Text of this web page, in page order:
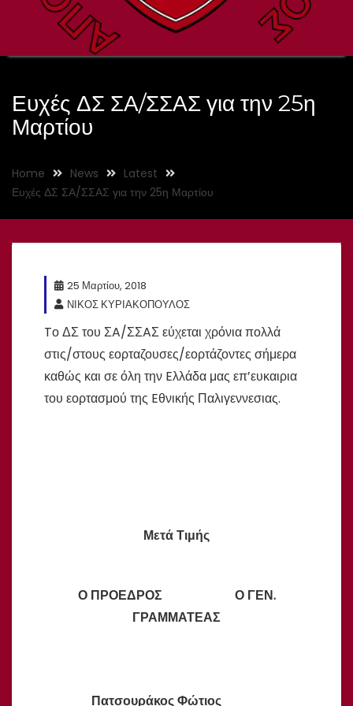
Ευχές ΔΣ ΣΑ/ΣΣΑΣ για την 25η
Μαρτίου
Home News
Latest
Ευχές ΔΣ ΣΑ/ΣΣΑΣ για την 25η Μαρτίου
25 Μαρτίου, 2018
ΝΙΚΟΣ ΚΥΡΙΑΚΟΠΟΥΛΟΣ
Tο ΔΣ του ΣA/ΣΣAΣ εύχεται χρόνια πολλά
στις/στους εορταζουσες/εορτάζοντες σήμερα
καθώς και σε όλη την Eλλάδα μας επ’ευκαιρια
του εορτασμού της Eθνικής Παλιγεννεσιας.
Μετά Τιμής
Ο ΠΡΟΕΔΡΟΣ Ο ΓΕΝ.
ΓΡΑΜΜΑΤΕΑΣ
Πατσουράκος Φώτιος